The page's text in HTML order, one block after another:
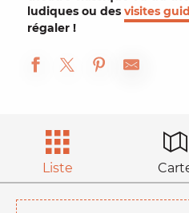
ludiques ou des visites
régaler !
Liste